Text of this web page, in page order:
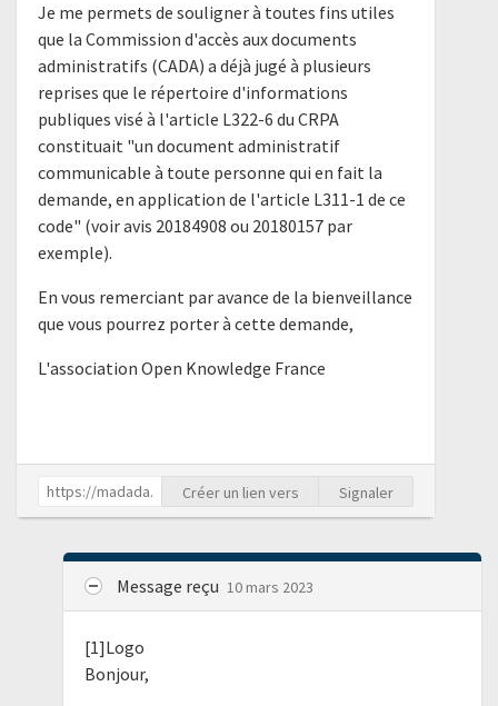
Je me permets de souligner à toutes fins utiles
que la Commission d'accès aux documents
administratifs (CADA) a déjà jugé à plusieurs
reprises que le répertoire d'informations
publiques visé à l'article L322-6 du CRPA
constituait "un document administratif
communicable à toute personne qui en fait la
demande, en application de l'article L311-1 de ce
code" (voir avis 20184908 ou 20180157 par
exemple).
En vous remerciant par avance de la bienveillance
que vous pourrez porter à cette demande,
L'association Open Knowledge France
Créer un lien vers Signaler
Message reçu 10 mars 2023
[1]Logo
Bonjour,